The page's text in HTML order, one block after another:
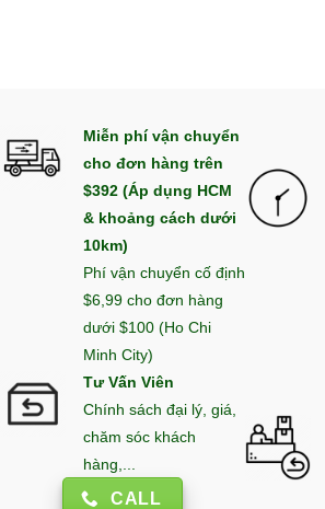
Miễn phí vận chuyển
cho đơn hàng trên
$392 (Áp dụng HCM
& khoảng cách dưới
10km)
Phí vận chuyển cố định
$6,99 cho đơn hàng
dưới $100 (Ho Chi
Minh City)
Tư Vấn Viên
Chính sách đại lý, giá,
chăm sóc khách
hàng,...
CALL